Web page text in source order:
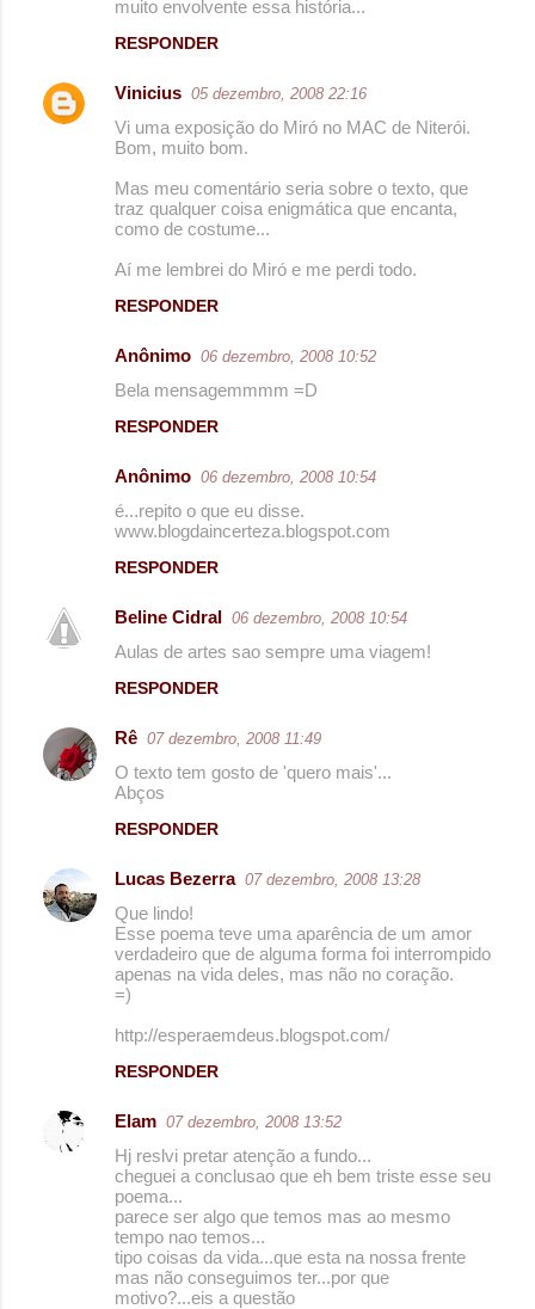
muito envolvente essa história...
RESPONDER
Vinicius 05 dezembro, 2008 22:16
Vi uma exposição do Miró no MAC de Niterói.
Bom, muito bom.
Mas meu comentário seria sobre o texto, que
traz qualquer coisa enigmática que encanta,
como de costume...
Aí me lembrei do Miró e me perdi todo.
RESPONDER
Anônimo 06 dezembro, 2008 10:52
Bela mensagemmmm =D
RESPONDER
Anônimo 06 dezembro, 2008 10:54
é...repito o que eu disse.
www.blogdaincerteza.blogspot.com
RESPONDER
Beline Cidral 06 dezembro, 2008 10:54
Aulas de artes sao sempre uma viagem!
RESPONDER
Rê 07 dezembro, 2008 11:49
O texto tem gosto de 'quero mais'...
Abços
RESPONDER
Lucas Bezerra 07 dezembro, 2008 13:28
Que lindo!
Esse poema teve uma aparência de um amor
verdadeiro que de alguma forma foi interrompido
apenas na vida deles, mas não no coração.
=)
http://esperaemdeus.blogspot.com/
RESPONDER
Elam 07 dezembro, 2008 13:52
Hj reslvi pretar atenção a fundo...
cheguei a conclusao que eh bem triste esse seu
poema...
parece ser algo que temos mas ao mesmo
tempo nao temos...
tipo coisas da vida...que esta na nossa frente
mas não conseguimos ter...por que
motivo?...eis a questão